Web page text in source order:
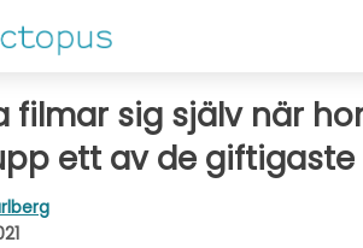
filmar sig själv när
ett av de